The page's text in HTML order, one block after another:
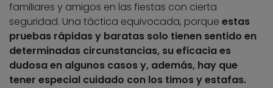
familiares y amigos en las fiestas con cierta
seguridad. Una táctica equivocada, porque estas
pruebas rápidas y baratas solo tienen sentido en
determinadas circunstancias, su eficacia es
dudosa en algunos casos y, además, hay que
tener especial cuidado con los timos y estafas.